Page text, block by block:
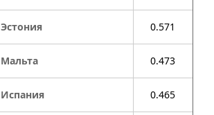
Эстония 0.571
Мальта 0.473
Испания 0.465